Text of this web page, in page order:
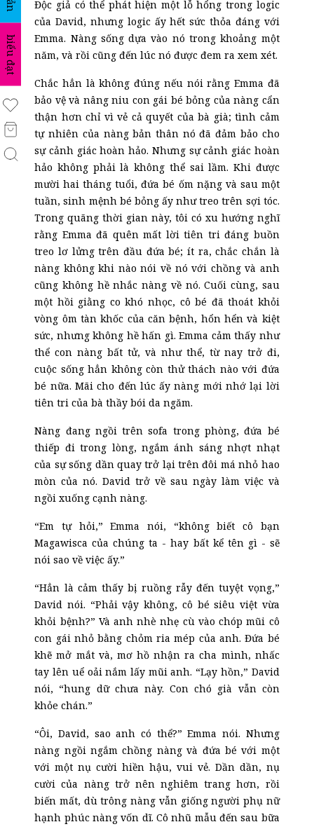
biểu đạt
Độc giả có thể phát hiện một lỗ hổng trong logic
của David, nhưng logic ấy hết sức thỏa đáng với
Emma. Nàng sống dựa vào nó trong khoảng một
năm, và rồi cũng đến lúc nó được đem ra xem xét.
Chắc hẳn là không đúng nếu nói rằng Emma đã
bảo vệ và nâng niu con gái bé bỏng của nàng cẩn
thận hơn chỉ vìvẻ cả quyết của bà già; tình cảm
tự nhiên của nàng bản thân nó đã đảm bảo cho
sự cảnh giác hoàn hảo. Nhưng sự cảnh giác hoàn
hảo không phải là không thể sai lầm. Khi được
mười hai tháng tuổi, đứa bé ốm nặng và sau một
tuần, sinh mệnh bé bỏng ấy như treo trên sợi tóc.
Trong quãng thời gian này, tôi có xu hướng nghĩ
rằng Emma đã quên mất lời tiên tri đáng buồn
treo lơ lửng trên đầu đứa bé; ít ra, chắc chắn là
nàng không khi nào nói về nó với chồng và anh
cũng không hề nhắc nàng về nó. Cuối cùng, sau
một hồi giằng co khó nhọc, cô bé đã thoát khỏi
vòng ôm tàn khốc của căn bệnh, hổn hển và kiệt
sức, nhưng không hề hấn gì. Emma cảm thấy như
thể con nàng bất tử, và như thể, từ nay trở đi,
cuộc sống hẳn không còn thử thách nào với đứa
bé nữa. Mãi cho đến lúc ấy nàng mới nhớ lại lời
tiên tri của bà thầy bói da ngăm.
Nàng đang ngồi trên sofa trong phòng, đứa bé
thiếp đi trong lòng, ngắm ánh sáng nhợt nhạt
của sự sống dần quay trở lại trên đôi má nhỏ hao
mòn của nó. David trở về sau ngày làm việc và
ngồi xuống cạnh nàng.
“Em tự hỏi,” Emma nói, “không biết cô bạn
Magawisca của chúng ta - hay bất kể tên gì - sẽ
nói sao về việc ấy.”
“Hẳn là cảm thấy bị ruồng rẫy đến tuyệt vọng,”
David nói. “Phải vậy không, cô bé siêu việt vừa
khỏi bệnh?” Và anh nhè nhẹ cù vào chóp mũi cô
con gái nhỏ bằng chỏm ria mép của anh. Đứa bé
khẽ mở mắt và, mơ hồ nhận ra cha mình, nhấc
tay lên uể oải nắm lấy mũi anh. “Lạy hồn,” David
nói, “hung dữ chưa này. Con chó già vẫn còn
khỏe chán.”
“Ôi, David, sao anh có thể?” Emma nói. Nhưng
nàng ngồi ngắm chồng nàng và đứa bé với một
với một nụ cười hiền hậu, vui vẻ. Dần dần, nụ
cười của nàng trở nên nghiêm trang hơn, rồi
biến mất, dù trông nàng vẫn giống người phụ nữ
hạnh phúc nàng vốn dĩ. Cô nhũ mẫu đến sau bữa